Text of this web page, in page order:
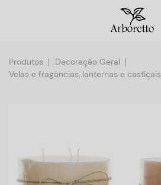
Produtos
Decoração Geral
Velas e fragâncias, lanternas e castiçais